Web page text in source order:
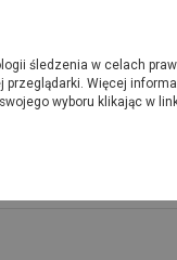
Gdzie
śledzenia w celach
Więcej
wyboru klikając w